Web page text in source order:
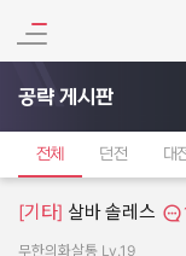
공략 게시판
전체 던전 대
[기타] 살바 솔레스
무한의화살통 Lv.19